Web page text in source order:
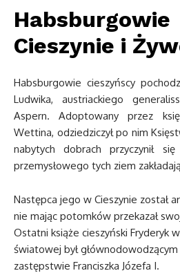
Cieszynie i
Habsburgowie cieszyńscy
Ludwika, austriackiego
Aspern. Adoptowany przez
Wettina, odziedziczył po nim
nabytych dobrach przyczynił
przemysłowego tych ziem
Następca jego w Cieszynie został
nie mając potomków przekazał
Ostatni książe cieszyński Fryderyk
światowej był
zastępstwie Franciszka Józefa I.